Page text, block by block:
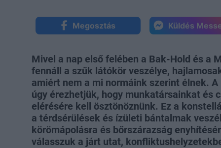
Megosztás Küldés
Mivel a nap első felében a Bak-Hold és a
fennáll a szűk látókör veszélye,
amiért nem a mi normáink szerint élnek.
úgy érezhetjük, hogy munkatársainkat és
elérésére kell ösztönöznünk. Ez a
a térdsérülések és ízületi bántalmak
körömápolásra és bőrszárazság
válasszuk a járt utat,